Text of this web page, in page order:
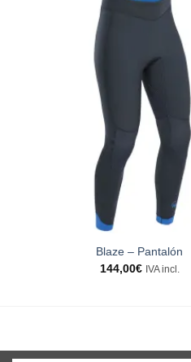
Blaze – Pantalón
144,00€ IVA incl.